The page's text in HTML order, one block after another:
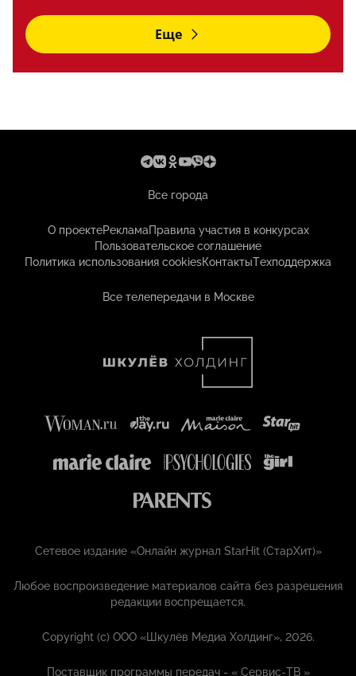
Еще
Все города
О проектеРекламаПравила участия в конкурсах
Пользовательское соглашение
Политика использования cookiesКонтактыТехподдержка
Все телепередачи в Москве
Сетевое издание «Онлайн журнал StarHit (СтарХит)»
Любое воспроизведение материалов сайта без разрешения
редакции воспрещается.
Copyright (с) ООО «Шкулёв Медиа Холдинг», 2026.
Поставщик программы передач - «Сервис-ТВ »